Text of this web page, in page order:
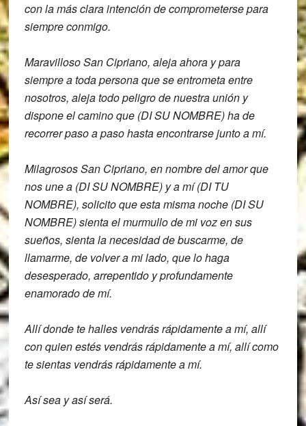
con la más clara intención decomprometerse para
siempre conmigo.
Maravilloso San Cipriano, aleja ahora y para
siempre a todapersona que se entrometa entre
nosotros, aleja todo peligro de nuestra unión y
dispone el camino que (DI SU NOMBRE)ha de
recorrer paso a paso hastaencontrarse junto a mí.
Milagrosos San Cipriano, en nombre delamor que
nos une a (DI SU NOMBRE) y a mí(DI TU
NOMBRE), solicito que esta misma noche (DI SU
NOMBRE) sienta el murmullo de mi voz en sus
sueños, sienta la necesidad de buscarme, de
llamarme, de volver a mi lado, que lo haga
desesperado, arrepentido y profundamente
enamorado de mí.
Allí donde te halles vendrás rápidamentea mí, allí
con quien estés vendrásrápidamente a mí, allí como
te sientas vendrás rápidamente a mí.
Así sea y así será.